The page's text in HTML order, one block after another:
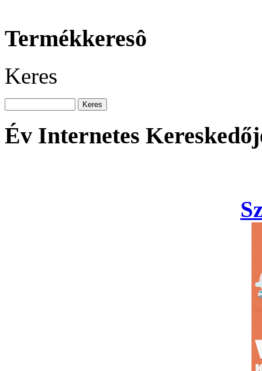
Termékkeresô
Keres
Év Internetes